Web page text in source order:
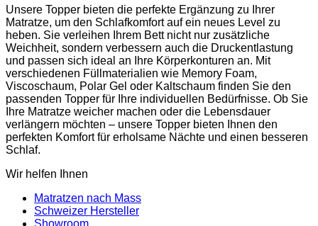
Unsere Topper bieten die perfekte Ergänzung zu Ihrer
Matratze, um den Schlafkomfort auf ein neues Level zu
heben. Sie verleihen Ihrem Bett nicht nur zusätzliche
Weichheit, sondern verbessern auch die Druckentlastung
und passen sich ideal an Ihre Körperkonturen an. Mit
verschiedenen Füllmaterialien wie Memory Foam,
Viscoschaum, Polar Gel oder Kaltschaum finden Sie den
passenden Topper für Ihre individuellen Bedürfnisse. Ob Sie
Ihre Matratze weicher machen oder die Lebensdauer
verlängern möchten – unsere Topper bieten Ihnen den
perfekten Komfort für erholsame Nächte und einen besseren
Schlaf.
Wir helfen Ihnen
Matratzen nach Mass
Schweizer Hersteller